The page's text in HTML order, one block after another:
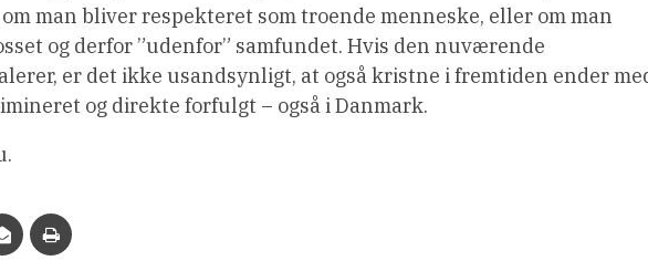
man bliver respekteret som troende menneske, eller om man
og derfor ”udenfor” samfundet. Hvis den nuværende
er det ikke usandsynligt, at også kristne i fremtiden ender
og direkte forfulgt – også i Danmark.